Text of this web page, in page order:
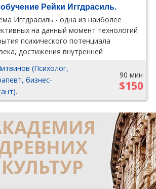
Рейки Иггдрасиль.
Иггдрасиль - одна из наиболее
на данный момент технологий
психического потенциала
достижения внутренней
(Психолог,
бизнес-
90 мин
$150
КУЛЬТУР